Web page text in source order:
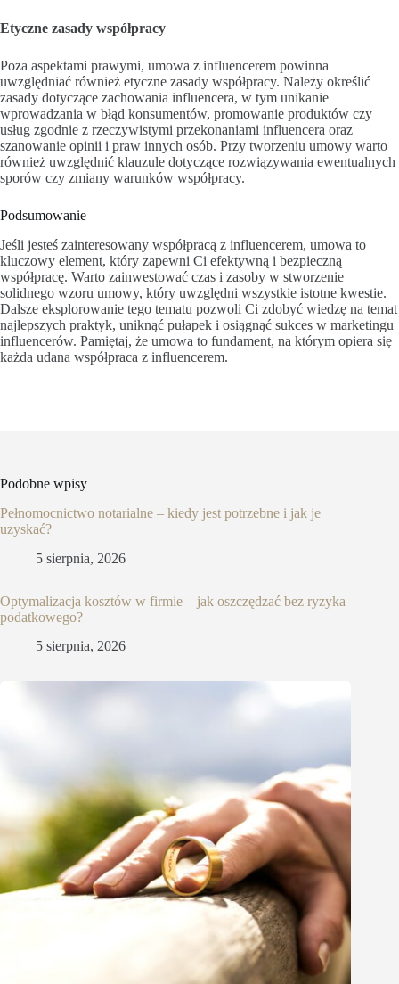
Etyczne zasady współpracy
Poza aspektami prawymi, umowa z influencerem powinna
uwzględniać również etyczne zasady współpracy. Należy określić
zasady dotyczące zachowania influencera, w tym unikanie
wprowadzania w błąd konsumentów, promowanie produktów czy
usług zgodnie z rzeczywistymi przekonaniami influencera oraz
szanowanie opinii i praw innych osób. Przy tworzeniu umowy warto
również uwzględnić klauzule dotyczące rozwiązywania ewentualnych
sporów czy zmiany warunków współpracy.
Podsumowanie
Jeśli jesteś zainteresowany współpracą z influencerem, umowa to
kluczowy element, który zapewni Ci efektywną i bezpieczną
współpracę. Warto zainwestować czas i zasoby w stworzenie
solidnego wzoru umowy, który uwzględni wszystkie istotne kwestie.
Dalsze eksplorowanie tego tematu pozwoli Ci zdobyć wiedzę na temat
najlepszych praktyk, uniknąć pułapek i osiągnąć sukces w marketingu
influencerów. Pamiętaj, że umowa to fundament, na którym opiera się
każda udana współpraca z influencerem.
Podobne wpisy
Pełnomocnictwo notarialne – kiedy jest potrzebne i jak je
uzyskać?
5 sierpnia, 2026
Optymalizacja kosztów w firmie – jak oszczędzać bez ryzyka
podatkowego?
5 sierpnia, 2026